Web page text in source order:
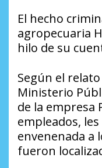
El hecho
agropecuaria
hilo de su
Según el
Ministerio
de la empresa
empleados,
envenenada a
fueron